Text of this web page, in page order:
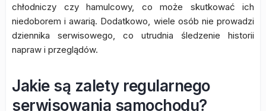
chłodniczy czy hamulcowy, co może skutkować ich
niedoborem i awarią. Dodatkowo, wiele osób nie prowadzi
dziennika serwisowego, co utrudnia śledzenie historii
napraw i przeglądów.
Jakie są zalety regularnego
serwisowania samochodu?